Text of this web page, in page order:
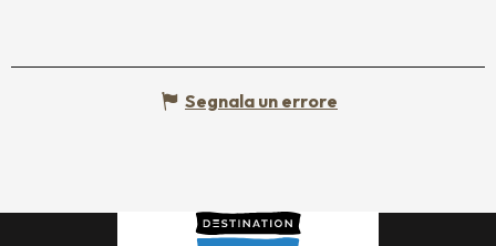
Segnala un errore